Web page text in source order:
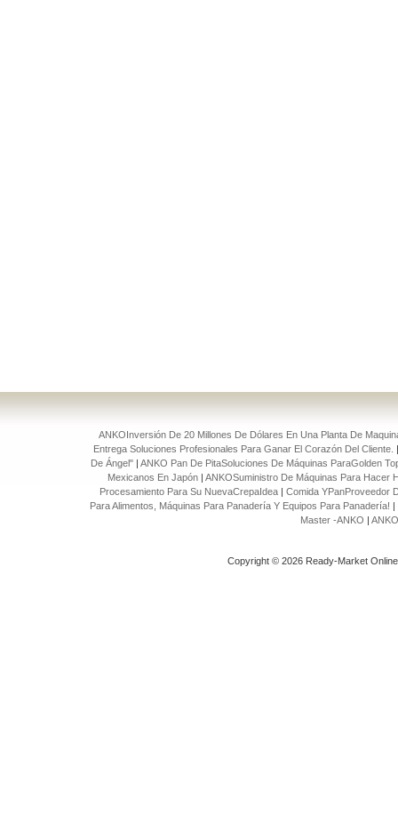
ANKOInversión De 20 Millones De Dólares En Una Planta De
Entrega Soluciones Profesionales Para Ganar El Corazón Del Cliente.
De Ángel" |ANKO Pan De PitaSoluciones De Máquinas ParaGolden
Mexicanos En Japón |ANKOSuministro De Máquinas Para Hacer
Procesamiento Para Su NuevaCrepaIdea | Comida YPanProveedor
Para Alimentos, Máquinas Para Panadería Y Equipos Para Panadería! |
Master -ANKO |
Copyright © 2026 Ready-Market